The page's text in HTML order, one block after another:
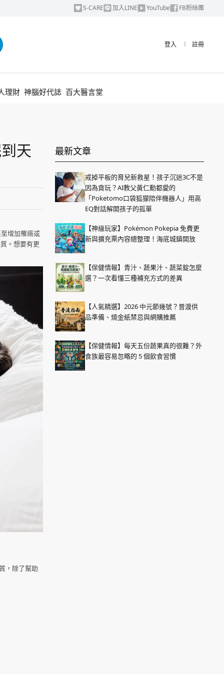
S-CARE 加入LINE YouTube FB粉絲團
登入 ︱ 註冊
理財 神腦好代誌 百大醫言堂
天
增加罹癌或
。想要有更
，除了幫助
最新文章
戒掉平板的育兒新救星！孩子沉迷3C不是
因為貪玩？AI教父黃仁勳都愛的
「Poketomo口袋狐獴陪伴機器人」用高
EQ對話解開孩子的孤單
【神級玩家】Pokémon Pokepia 免費更
新與擴充票內容總整理！海底城鎮開放
【保健情報】青汁、蔬果汁、蔬菜錠怎麼
選？一次看懂三種補充方式的差異
【人氣精選】2026 中元節幾號？普渡供
品準備、燒金紙禁忌與網購推薦
【保健情報】每天五份蔬果真的很難？外
食族最容易忽略的 5 個飲食習慣